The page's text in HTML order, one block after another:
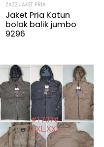
ZAZZ JAKET PRIA
Jaket Pria Katun
bolak balik jumbo
9296